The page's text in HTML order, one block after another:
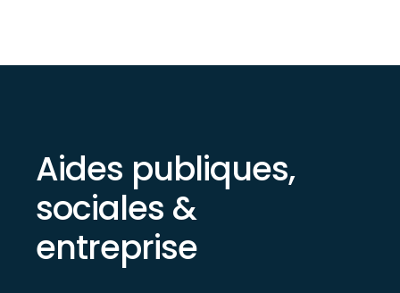
Aides publiques,
sociales &
entreprise